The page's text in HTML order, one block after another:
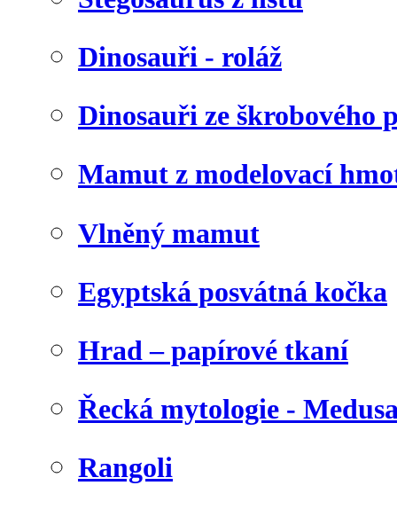
Dinosauři - roláž
Dinosauři ze škrobového
Mamut z modelovací
Vlněný mamut
Egyptská posvátná kočka
Hrad – papírové tkaní
Řecká mytologie -
Rangoli